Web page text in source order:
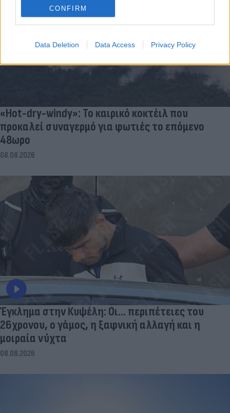
CONFIRM
Data Deletion Data Access Privacy Policy
«Hot-dry-windy»: Το καιρικό κοκτέιλ που
προκαλεί συναγερμό για φωτιές το επόμενο
48ωρο
08.08.2026
Έγκλημα στην Κυψέλη: Οι... περιπέτειες του
26χρονου, ο γάμος, η ξαφνική αλλαγή και η
μοιραία νύχτα
08.08.2026